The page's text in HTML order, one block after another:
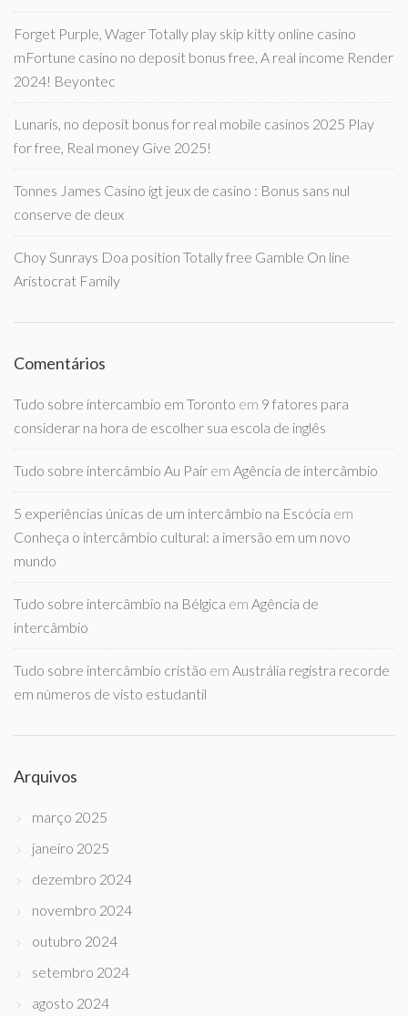
Forget Purple, Wager Totally play skip kitty online casino
mFortune casino no deposit bonus free, A real income Render
2024! Beyontec
Lunaris, no deposit bonus for real mobile casinos 2025 Play
for free, Real money Give 2025!
Tonnes James Casino igt jeux de casino : Bonus sans nul
conserve de deux
Choy Sunrays Doa position Totally free Gamble On line
Aristocrat Family
Comentários
Tudo sobre intercambio em Toronto em 9 fatores para
considerar na hora de escolher sua escola de inglês
Tudo sobre intercâmbio Au Pair em Agência de intercâmbio
5 experiências únicas de um intercâmbio na Escócia em
Conheça o intercâmbio cultural: a imersão em um novo
mundo
Tudo sobre intercâmbio na Bélgica em Agência de
intercâmbio
Tudo sobre intercâmbio cristão em Austrália registra recorde
em números de visto estudantil
Arquivos
março 2025
janeiro 2025
dezembro 2024
novembro 2024
outubro 2024
setembro 2024
agosto 2024